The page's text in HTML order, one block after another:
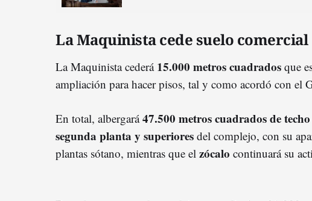
La Maquinista cede suelo comercial
La Maquinista cederá 15.000 metros cuadrados que
ampliación para hacer pisos, tal y como acordó con el
En total, albergará47.500 metros cuadrados de techo
segunda planta y superiores del complejo, con su
plantas sótano, mientras que el zócalo continuará su